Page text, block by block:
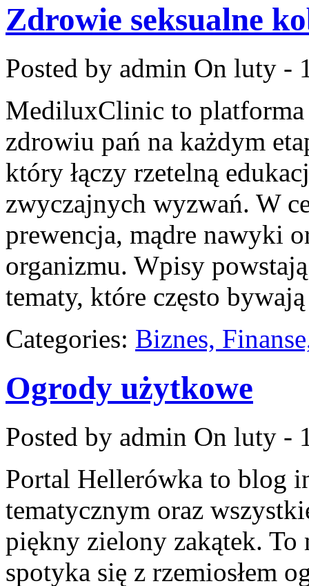
Zdrowie seksualne
Posted by admin On luty -
MediluxClinic to platforma
zdrowiu pań na każdym
który łączy rzetelną
zwyczajnych wyzwań. W
prewencja, mądre nawyki
organizmu. Wpisy
tematy, które często bywają
Categories: Biznes,
Ogrody użytkowe
Posted by admin On luty -
Portal Hellerówka to blog
tematycznym oraz
piękny zielony zakątek. To
spotyka się z rzemiosłem